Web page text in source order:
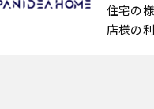
住宅の
店様の